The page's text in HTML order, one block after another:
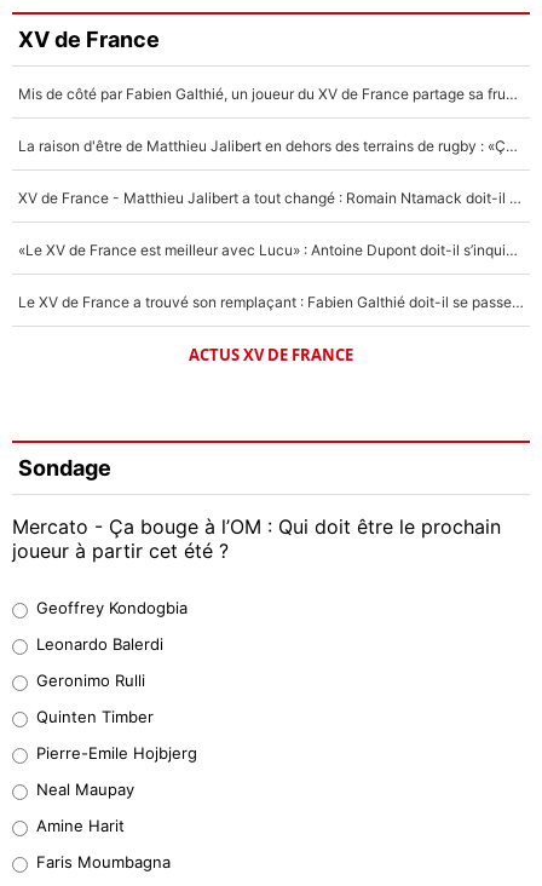
XV de France
Mis de côté par Fabien Galthié, un joueur du XV de France partage sa frustration : «ils ne me l’ont pas dit tout de suite»
La raison d'être de Matthieu Jalibert en dehors des terrains de rugby : «Ça m'atteint autant que si tu touches à un membre de ma famille»
XV de France - Matthieu Jalibert a tout changé : Romain Ntamack doit-il s’inquiéter pour sa place à un an de la Coupe du monde ?
«Le XV de France est meilleur avec Lucu» : Antoine Dupont doit-il s’inquiéter pour sa place ?
Le XV de France a trouvé son remplaçant : Fabien Galthié doit-il se passer d'Antoine Dupont ?
ACTUS XV DE FRANCE
Sondage
Mercato - Ça bouge à l’OM : Qui doit être le prochain
joueur à partir cet été ?
38%
32%
5%
1%
Geoffrey Kondogbia
Leonardo Balerdi
Geronimo Rulli
Quinten Timber
Pierre-Emile Hojbjerg
Neal Maupay
Amine Harit
Faris Moumbagna